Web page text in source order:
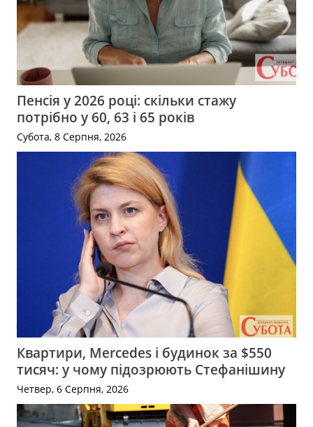
Пенсія у 2026 році: скільки стажу
потрібно у 60, 63 і 65 років
Субота, 8 Серпня, 2026
Квартири, Mercedes і будинок за $550
тисяч: у чому підозрюють Стефанішину
Четвер, 6 Серпня, 2026